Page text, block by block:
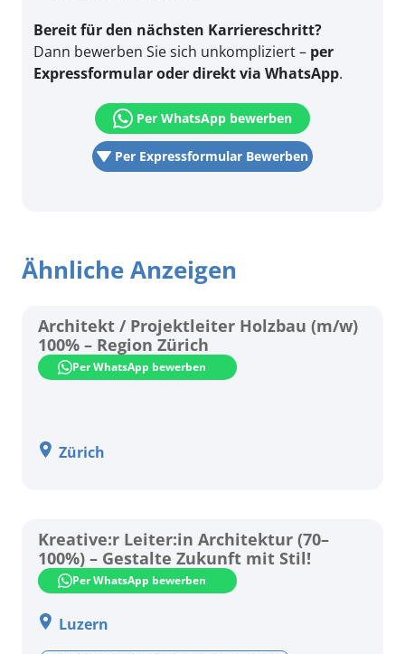
Bereit für den nächsten Karriereschritt?
Dann bewerben Sie sich unkompliziert – per
Expressformular oder direkt via WhatsApp.
Per Expressformular Bewerben
Per WhatsApp bewerben
Ähnliche Anzeigen
Architekt / Projektleiter Holzbau (m/w)
100% – Region Zürich
Per WhatsApp bewerben
Zürich
Kreative:r Leiter:in Architektur (70–
100%) – Gestalte Zukunft mit Stil!
Per WhatsApp bewerben
Luzern